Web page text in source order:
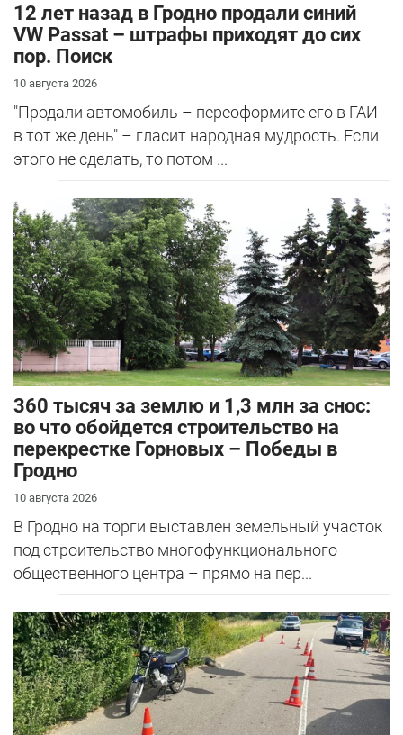
12 лет назад в Гродно продали синий
VW Passat – штрафы приходят до сих
пор. Поиск
10 августа 2026
"Продали автомобиль – переоформите его в ГАИ
в тот же день" – гласит народная мудрость. Если
этого не сделать, то потом ...
360 тысяч за землю и 1,3 млн за снос:
во что обойдется строительство на
перекрестке Горновых – Победы в
Гродно
10 августа 2026
В Гродно на торги выставлен земельный участок
под строительство многофункционального
общественного центра – прямо на пер...